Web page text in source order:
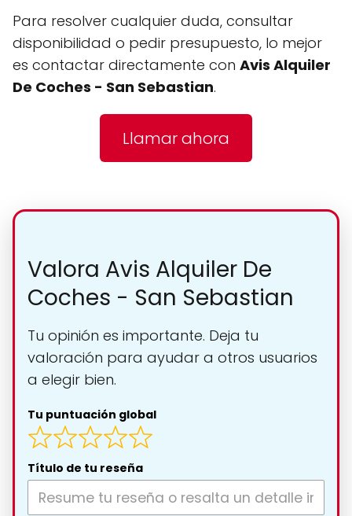
Para resolver cualquier duda, consultar
disponibilidad o pedir presupuesto, lo mejor
es contactar directamente con Avis Alquiler
De Coches - San Sebastian.
Llamar ahora
Valora Avis Alquiler De
Coches - San Sebastian
Tu opinión es importante. Deja tu
valoración para ayudar a otros usuarios
a elegir bien.
Tu puntuación global
Título de tu reseña